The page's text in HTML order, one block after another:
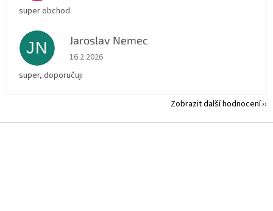
super obchod
JN Jaroslav Nemec
Hodnocení obchodu je 5 z 5 hvězdiček.
16.2.2026
super, doporučuji
Zobrazit další hodnocení